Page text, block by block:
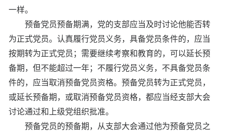
一样。
预备党员预备期满，党的支部应当及时讨论他能否转
为正式党员。认真履行党员义务，具备党员条件的，应当
按期转为正式党员；需要继续考察和教育的，可以延长预
备期，但不能超过一年；不履行党员义务，不具备党员条
件的，应当取消预备党员资格。预备党员转为正式党员，
或延长预备期，或取消预备党员资格，都应当经支部大会
讨论通过和上级党组织批准。
预备党员的预备期，从支部大会通过他为预备党员之